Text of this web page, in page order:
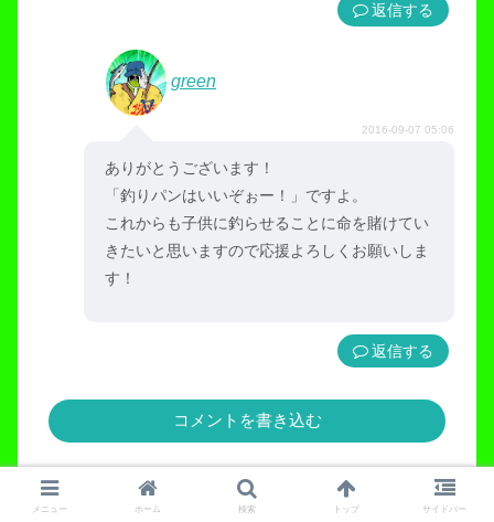
返信
green
2016-09-07 05:06
ありがとうございます！
「釣りパンはいいぞぉー！」ですよ。
これからも子供に釣らせることに命を賭けてい
きたいと思いますので応援よろしくお願いしま
す！
返信
コメントを書き込む
ホーム 初心者おすすめ釣り場
メニュー ホーム 検索 トップ サイドバー